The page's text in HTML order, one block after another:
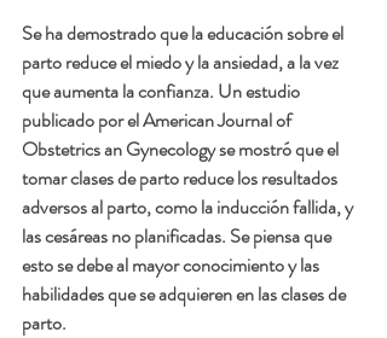
Se ha demostrado que la educación sobre el
parto reduce el miedo y la ansiedad, a la vez
que aumenta la confianza. Un estudio
publicado por el American Journal of
Obstetrics an Gynecology se mostró que el
tomar clases de parto reduce los resultados
adversos al parto, como la inducción fallida, y
las cesáreas no planificadas. Se piensa que
esto se debe al mayor conocimiento y las
habilidades que se adquieren en las clases de
parto.